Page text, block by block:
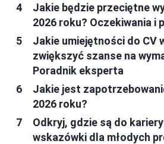
Jakie będzie przeciętne
2026 roku? Oczekiwania i
Jakie umiejętności do CV
zwiększyć szanse na
Poradnik eksperta
Jakie jest
2026 roku?
Odkryj, gdzie są do
wskazówki dla młodych